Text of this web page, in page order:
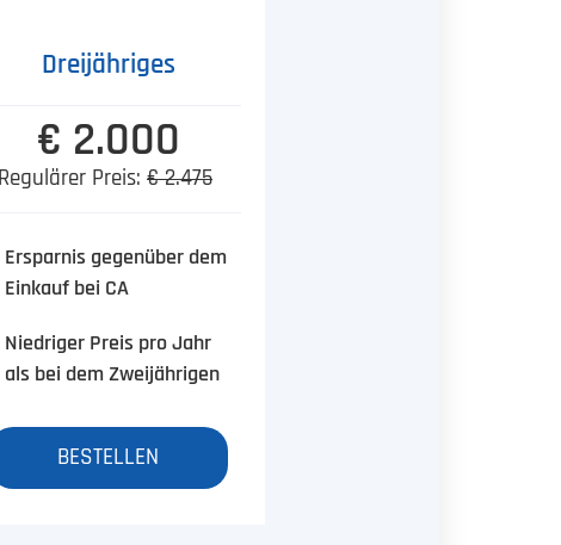
Dreijähriges
€ 2.000
Regulärer Preis: € 2.475
Ersparnis gegenüber dem
Einkauf bei CA
Niedriger Preis pro Jahr
als bei dem Zweijährigen
BESTELLEN